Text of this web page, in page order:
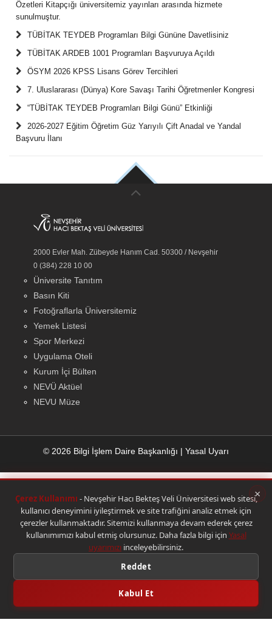
×
Çerez Kullanımı - Nevşehir Hacı Bekteş Veli Üniversitesi web sitesi,
kullanıcı deneyimini iyileştirmek ve site trafiğini analiz etmek için
çerezler kullanmaktadır. Sitemizi kullanmaya devam ederek çerez
kullanımımızı kabul etmiş olursunuz. Daha fazla bilgi için Yasal
uyarımızı inceleyebilirsiniz.
Reddet
Kabul Et
Özetleri Kitapçığı üniversitemiz yayınları arasında hizmete
sunulmuştur.
TÜBİTAK TEYDEB Programları Bilgi Gününe Davetlisiniz
TÜBİTAK ARDEB 1001 Programları Başvuruya Açıldı
ÖSYM 2026 KPSS Lisans Görev Tercihleri
7. Uluslararası (Dünya) Kore Savaşı Tarihi Öğretmenler Kongresi
“TÜBİTAK TEYDEB Programları Bilgi Günü” Etkinliği
2026-2027 Eğitim Öğretim Güz Yarıyılı Çift Anadal ve Yandal
Başvuru İlanı
2000 Evler Mah. Zübeyde Hanım Cad. 50300 / Nevşehir
0 (384) 228 10 00
Üniversite Tanıtım
Basın Kiti
Fotoğraflarla Üniversitemiz
Yemek Listesi
Spor Merkezi
Uygulama Oteli
Kurum İçi Bülten
NEVÜ Aktüel
NEVU Müze
© 2026 Bilgi İşlem Daire Başkanlığı | Yasal Uyarı